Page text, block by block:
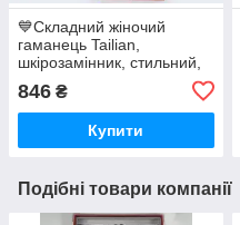
💙Складний жіночий
гаманець Tailian,
шкірозамінник, стильний,
якості, різні кольори
846 ₴
Купити
Подібні товари компанії